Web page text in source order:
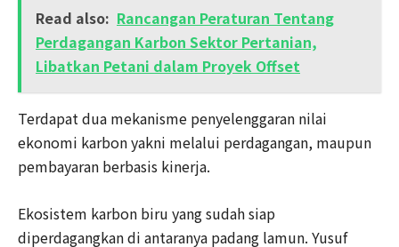
Read also: Rancangan Peraturan Tentang
Perdagangan Karbon Sektor Pertanian,
Libatkan Petani dalam Proyek Offset
Terdapat dua mekanisme penyelenggaran nilai
ekonomi karbon yakni melalui perdagangan, maupun
pembayaran berbasis kinerja.
Ekosistem karbon biru yang sudah siap
diperdagangkan di antaranya padang lamun. Yusuf